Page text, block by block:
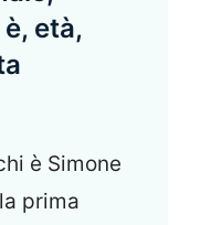
età,
è Simone
prima